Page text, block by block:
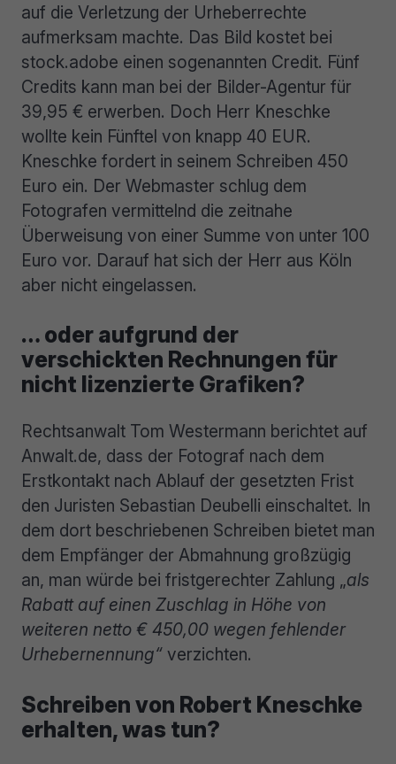
auf die Verletzung der Urheberrechte
aufmerksam machte. Das Bild kostet bei
stock.adobe einen sogenannten Credit. Fünf
Credits kann man bei der Bilder-Agentur für
39,95 € erwerben. Doch Herr Kneschke
wollte kein Fünftel von knapp 40 EUR.
Kneschke fordert in seinem Schreiben 450
Euro ein. Der Webmaster schlug dem
Fotografen vermittelnd die zeitnahe
Überweisung von einer Summe von unter 100
Euro vor. Darauf hat sich der Herr aus Köln
aber nicht eingelassen.
… oder aufgrund der
verschickten Rechnungen für
nicht lizenzierte Grafiken?
Rechtsanwalt Tom Westermann berichtet auf
Anwalt.de, dass der Fotograf nach dem
Erstkontakt nach Ablauf der gesetzten Frist
den Juristen Sebastian Deubelli einschaltet. In
dem dort beschriebenen Schreiben bietet man
dem Empfänger der Abmahnung großzügig
an, man würde bei fristgerechter Zahlung „als
Rabatt auf einen Zuschlag in Höhe von
weiteren netto € 450,00 wegen fehlender
Urhebernennung“ verzichten.
Schreiben von Robert Kneschke
erhalten, was tun?